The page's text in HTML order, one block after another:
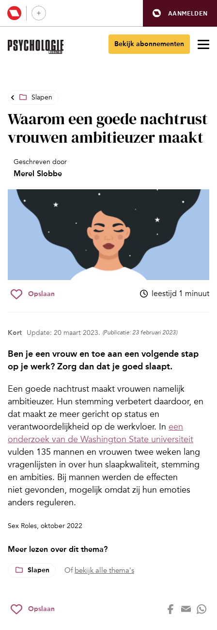
AANMELDEN
Bekijk abonnementen
Slapen
Waarom een goede nachtrust
vrouwen ambitieuzer maakt
Geschreven door
Merel Slobbe
Opslaan leestijd 1 minuut
Kort Update: 20 maart 2023. (Publicatie: 23 februari 2023)
Ben je een vrouw en toe aan een volgende stap
op je werk? Zorg dan dat je goed slaapt.
Een goede nachtrust maakt vrouwen namelijk
ambitieuzer. Hun stemming verbetert daardoor, en
dat maakt ze meer gericht op status en
verantwoordelijkheid op de werkvloer. In een
onderzoek van de Washington State universiteit
vulden 135 mannen en vrouwen twee weken lang
vragenlijsten in over hun slaapkwaliteit, stemming
en ambities. Bij mannen werden de effecten
niet gevonden, mogelijk omdat zij hun emoties
anders reguleren.
Sex Roles, oktober 2022
Meer lezen over dit thema?
Slapen Of bekijk alle thema's
Opslaan